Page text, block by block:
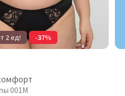
2 ед! -37%
001М